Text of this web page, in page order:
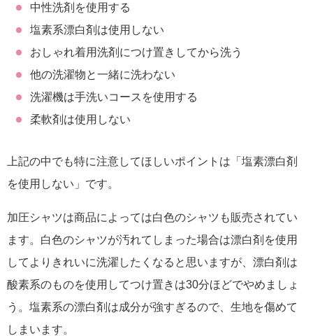
中性洗剤を使用する
塩素系漂白剤は使用しない
おしゃれ着用洗剤につけ置きしてから洗う
他の洗濯物と一緒に洗わない
洗濯機は手洗いコースを使用する
柔軟剤は使用しない
上記の中でも特に注意してほしいポイントは「塩素漂白剤
を使用しない」です。
加圧シャツは商品によっては白色のシャツも販売されてい
ます。白色のシャツが汚れてしまった場合は漂白剤を使用
してよりきれいに洗濯したくなると思いますが、漂白剤は
酸素系のものを使用してつけ置きは30分ほどでやめましょ
う。塩素系の漂白剤は成分が強すぎるので、生地を傷めて
しまいます。